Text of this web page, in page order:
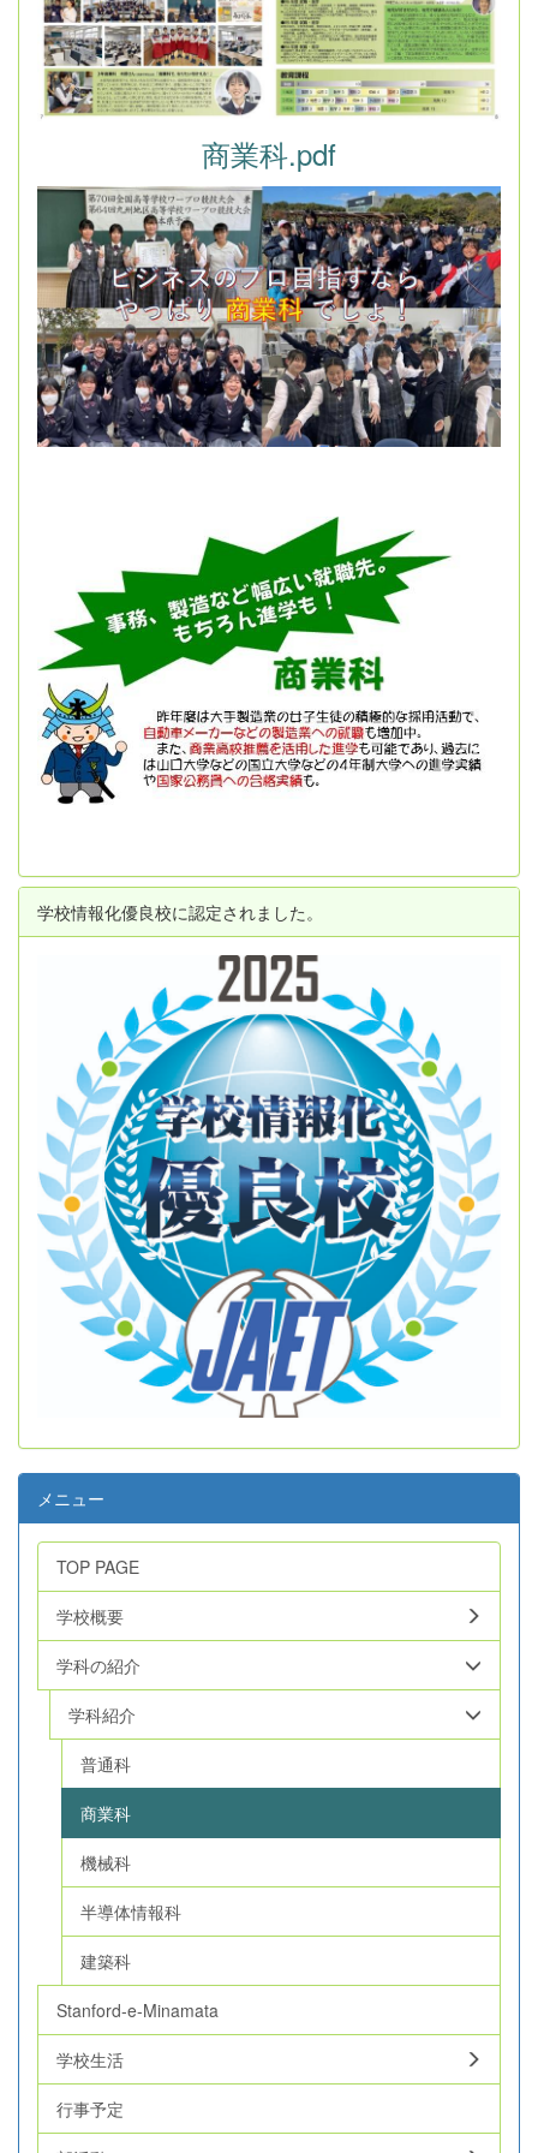
商業科.pdf
学校情報化優良校に認定されました。
メニュー
TOP PAGE
学校概要
学科の紹介
学科紹介
普通科
商業科
機械科
半導体情報科
建築科
Stanford-e-Minamata
学校生活
行事予定